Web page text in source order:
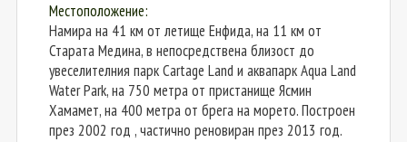
Местоположение:
Намира на 41 км от летище Енфида, на 11 км от
Старата Медина, в непосредствена близост до
увеселителния парк Cartage Land и аквапарк Aqua Land
Water Park, на 750 метра от пристанище Ясмин
Хамамет, на 400 метра от брега на морето. Построен
през 2002 год , частично реновиран през 2013 год.